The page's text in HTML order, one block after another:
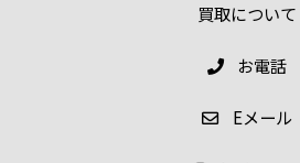
買取について
お電話
Eメール